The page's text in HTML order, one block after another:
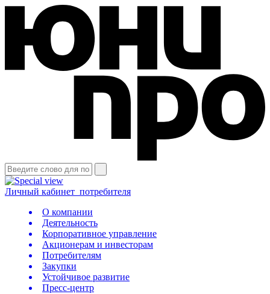
Личный кабинет потребителя
О компании
Деятельность
Корпоративное управление
Акционерам и инвесторам
Потребителям
Закупки
Устойчивое развитие
Пресс-центр